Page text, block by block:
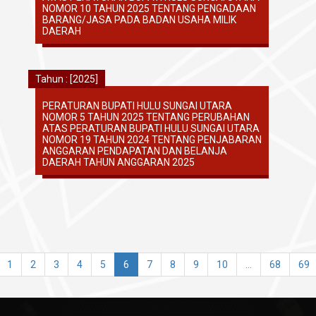
NOMOR 10 TAHUN 2025 TENTANG PENGADAAN
BARANG/JASA PADA BADAN USAHA MILIK
DAERAH
Tahun : [2025]
PERATURAN BUPATI HULU SUNGAI UTARA
NOMOR 5 TAHUN 2025 TENTANG PERUBAHAN
ATAS PERATURAN BUPATI HULU SUNGAI UTARA
NOMOR 19 TAHUN 2024 TENTANG PENJABARAN
ANGGARAN PENDAPATAN DAN BELANJA
DAERAH TAHUN ANGGARAN 2025
1 2 3 4 5 6 7 8 9 10 ... 68 69